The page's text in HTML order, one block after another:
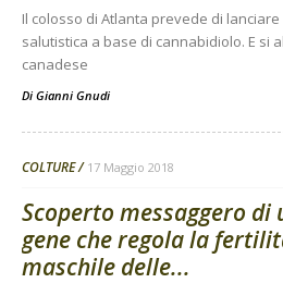
Il colosso di Atlanta prevede di
salutistica a base di cannabidiolo. E si
canadese
Di Gianni Gnudi
COLTURE 17 Maggio 2018
Scoperto messaggero di
gene che regola la
maschile delle...